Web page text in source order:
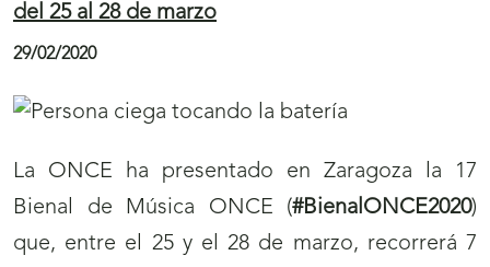
e
p
i
n
e
p
i
n
del 25 al 28 de marzo
29/02/2020
La ONCE ha presentado en Zaragoza la 17
Bienal de Música ONCE (#BienalONCE2020)
que, entre el 25 y el 28 de marzo, recorrerá 7